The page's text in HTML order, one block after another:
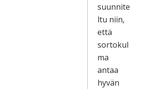
suunnite
ltu niin,
että
sortokul
ma
antaa
hyvän